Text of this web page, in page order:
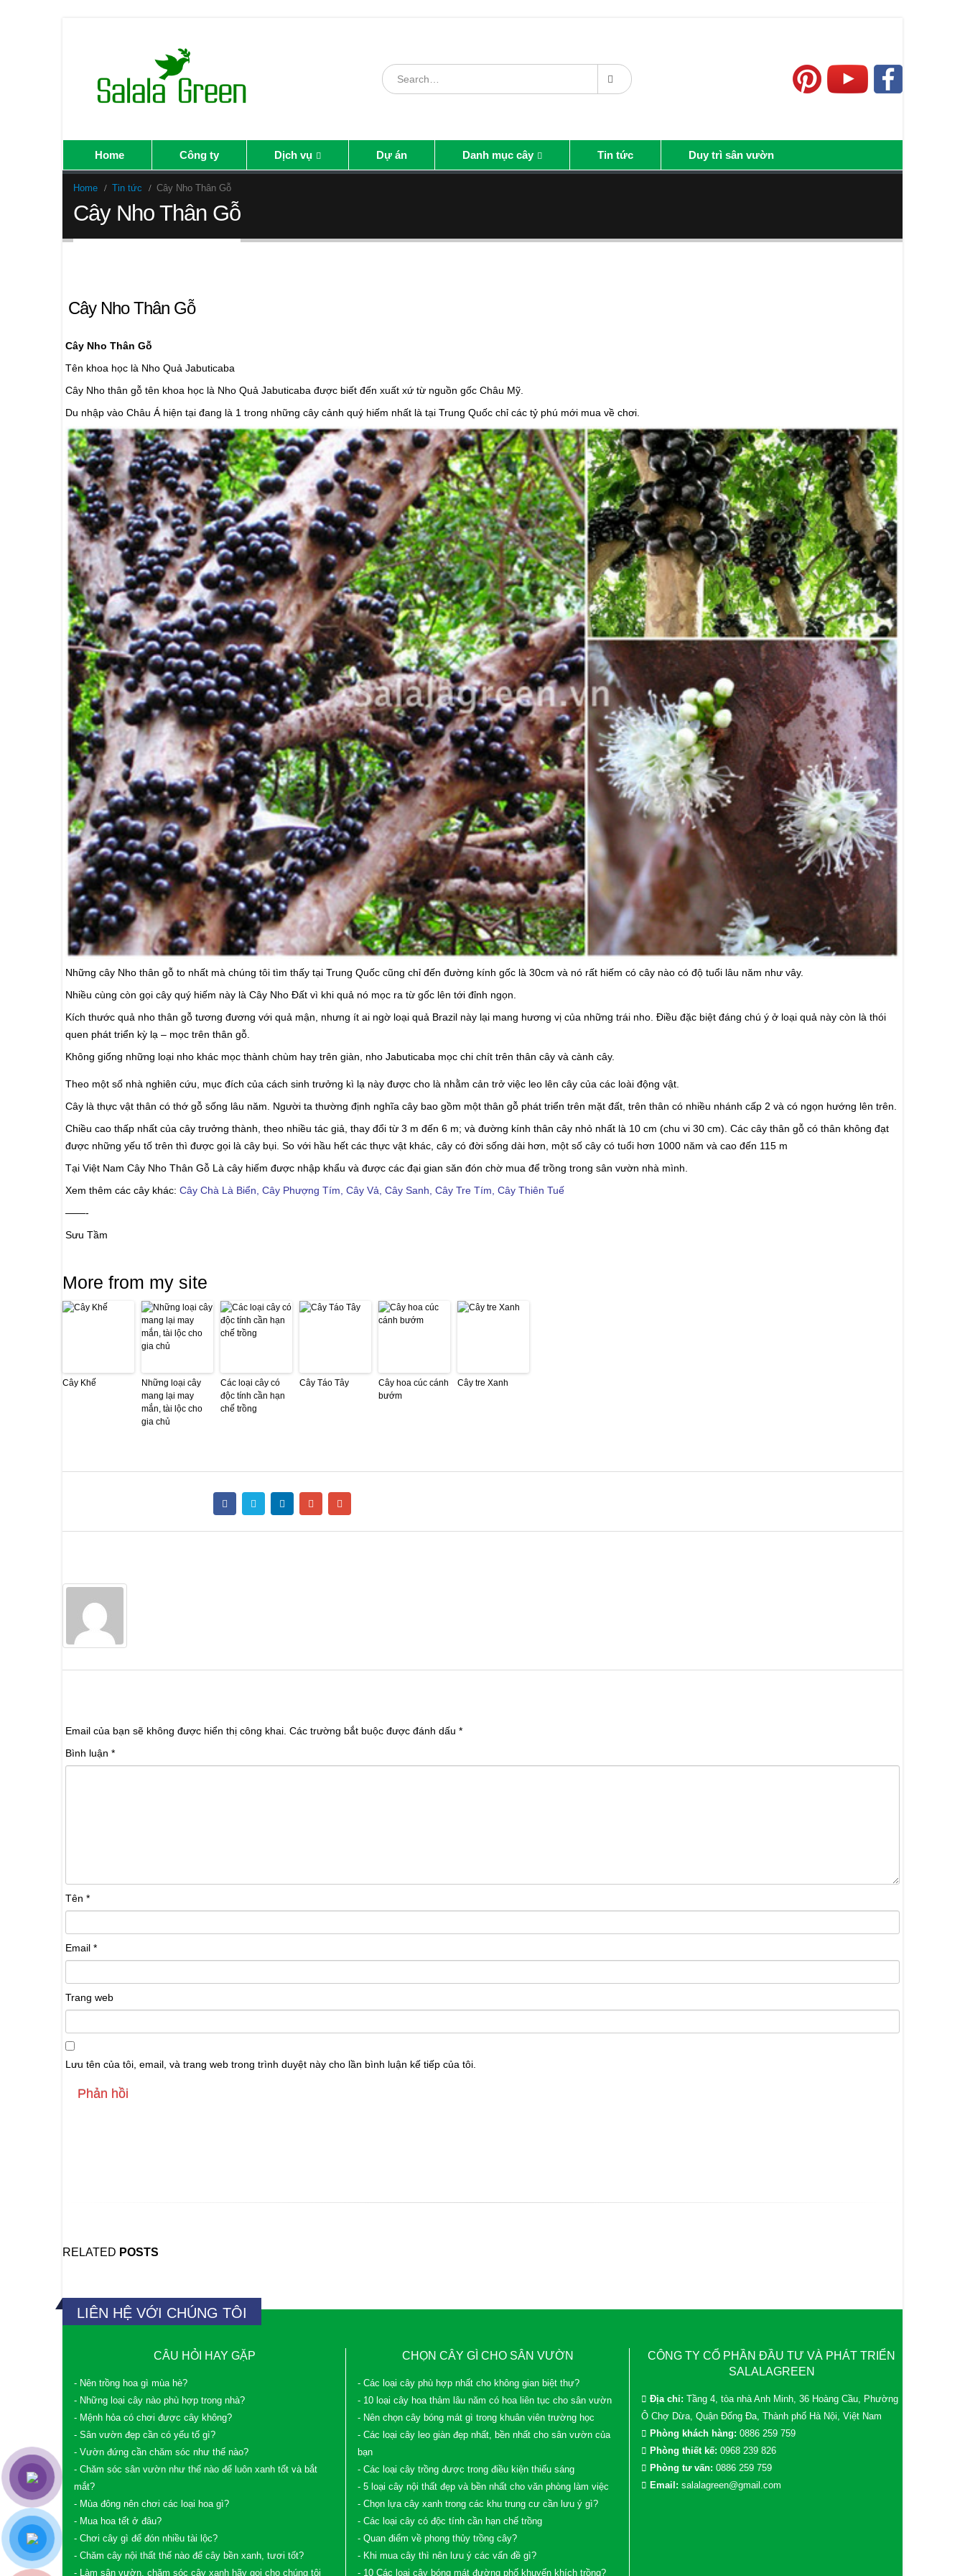
Home Công ty Dịch vụ Dự án Danh mục cây Tin tức Duy trì sân vườn
Home Tin tức Cây Nho Thân Gỗ
Cây Nho Thân Gỗ
Cây Nho Thân Gỗ
Cây Nho Thân Gỗ
Tên khoa học là Nho Quả Jabuticaba
Cây Nho thân gỗ tên khoa học là Nho Quả Jabuticaba được biết đến xuất xứ từ nguồn gốc Châu Mỹ.
Du nhập vào Châu Á hiện tại đang là 1 trong những cây cảnh quý hiếm nhất là tại Trung Quốc chỉ các tỷ phú mới mua về chơi.
Những cây Nho thân gỗ to nhất mà chúng tôi tìm thấy tại Trung Quốc cũng chỉ đến đường kính gốc là 30cm và nó rất hiếm có cây nào có độ tuổi lâu năm như vây.
Nhiều cùng còn gọi cây quý hiếm này là Cây Nho Đất vì khi quả nó mọc ra từ gốc lên tới đỉnh ngọn.
Kích thước quả nho thân gỗ tương đương với quả mận, nhưng ít ai ngờ loại quả Brazil này lại mang hương vị của những trái nho. Điều đặc biệt đáng chú ý ở loại quả này còn là thói
quen phát triển kỳ lạ – mọc trên thân gỗ.
Không giống những loại nho khác mọc thành chùm hay trên giàn, nho Jabuticaba mọc chi chít trên thân cây và cành cây.
Theo một số nhà nghiên cứu, mục đích của cách sinh trưởng kì lạ này được cho là nhằm cản trở việc leo lên cây của các loài động vật.
Cây là thực vật thân có thớ gỗ sống lâu năm. Người ta thường định nghĩa cây bao gồm một thân gỗ phát triển trên mặt đất, trên thân có nhiều nhánh cấp 2 và có ngọn hướng lên trên.
Chiều cao thấp nhất của cây trưởng thành, theo nhiều tác giả, thay đổi từ 3 m đến 6 m; và đường kính thân cây nhỏ nhất là 10 cm (chu vi 30 cm). Các cây thân gỗ có thân không đạt
được những yếu tố trên thì được gọi là cây bụi. So với hầu hết các thực vật khác, cây có đời sống dài hơn, một số cây có tuổi hơn 1000 năm và cao đến 115 m
Tại Việt Nam Cây Nho Thân Gỗ Là cây hiếm được nhập khẩu và được các đại gian săn đón chờ mua để trồng trong sân vườn nhà mình.
Xem thêm các cây khác: Cây Chà Là Biển Cây Phượng Tím Cây Vả Cây Sanh Cây Tre Tím Cây Thiên Tuế
——-
Sưu Tầm
More from my site
Cây Khế
Những loại cây
mang lại may
mắn, tài lộc cho
gia chủ
Các loại cây có
độc tính cần hạn
chế trồng
Cây Táo Tây
Cây hoa cúc cánh
bướm
Cây tre Xanh
Email của bạn sẽ không được hiển thị công khai. Các trường bắt buộc được đánh dấu *
Bình luận *
Tên *
Email *
Trang web
Lưu tên của tôi, email, và trang web trong trình duyệt này cho lần bình luận kế tiếp của tôi.
RELATED POSTS
LIÊN HỆ VỚI CHÚNG TÔI
CÂU HỎI HAY GẶP
- Nên trồng hoa gì mùa hè?
- Những loại cây nào phù hợp trong nhà?
- Mệnh hỏa có chơi được cây không?
- Sân vườn đẹp cần có yếu tố gì?
- Vườn đứng cần chăm sóc như thế nào?
- Chăm sóc sân vườn như thế nào để luôn xanh tốt và bắt
mắt?
- Mùa đông nên chơi các loại hoa gì?
- Mua hoa tết ở đâu?
- Chơi cây gì để đón nhiều tài lộc?
- Chăm cây nội thất thế nào để cây bền xanh, tươi tốt?
- Làm sân vườn, chăm sóc cây xanh hãy gọi cho chúng tôi
CHỌN CÂY GÌ CHO SÂN VƯỜN
- Các loại cây phù hợp nhất cho không gian biệt thự?
- 10 loại cây hoa thảm lâu năm có hoa liên tục cho sân vườn
- Nên chọn cây bóng mát gì trong khuân viên trường học
- Các loại cây leo giàn đẹp nhất, bền nhất cho sân vườn của
bạn
- Các loại cây trồng được trong điều kiện thiếu sáng
- 5 loại cây nội thất đẹp và bền nhất cho văn phòng làm việc
- Chọn lựa cây xanh trong các khu trung cư cần lưu ý gì?
- Các loại cây có độc tính cần hạn chế trồng
- Quan điểm về phong thủy trồng cây?
- Khi mua cây thì nên lưu ý các vấn đề gì?
- 10 Các loại cây bóng mát đường phố khuyến khích trồng?
CÔNG TY CỔ PHẦN ĐẦU TƯ VÀ PHÁT TRIỂN
SALALAGREEN
Địa chỉ: Tầng 4, tòa nhà Anh Minh, 36 Hoàng Cầu, Phường
Ô Chợ Dừa, Quận Đống Đa, Thành phố Hà Nội, Việt Nam
Phòng khách hàng: 0886 259 759
Phòng thiết kế: 0968 239 826
Phòng tư vấn: 0886 259 759
Email: salalagreen@gmail.com